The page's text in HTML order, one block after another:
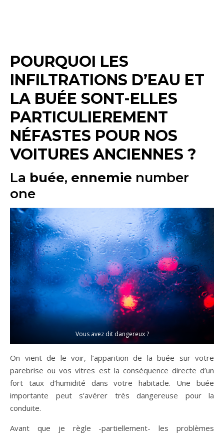
POURQUOI LES
INFILTRATIONS D’EAU ET
LA BUÉE SONT-ELLES
PARTICULIEREMENT
NÉFASTES POUR NOS
VOITURES ANCIENNES ?
La buée, ennemie number
one
Vous avez dit dangereux ?
On vient de le voir, l’apparition de la buée sur votre
parebrise ou vos vitres est la conséquence directe d’un
fort taux d’humidité dans votre habitacle. Une buée
importante peut s’avérer très dangereuse pour la
conduite.
Avant que je règle -partiellement- les problèmes